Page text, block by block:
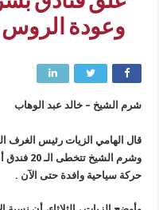
وعودة الروس بعد 3
شرم الشيخ – خالد عبد الوهاب
قال الهامي الزيات رئيس الغرف
وشرم
حركة سياحية وافدة حتى الآن .